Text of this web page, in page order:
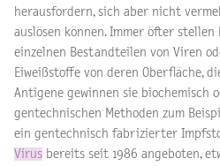
herausfordern, sich aber nicht
auslösen können. Immer öfter
einzelnen Bestandteilen von Viren
Eiweißstoffe von deren Oberfläche,
Antigene gewinnen sie biochemisch
gentechnischen Methoden zum
ein gentechnisch fabrizierter
Virus bereits seit 1986 angeboten,